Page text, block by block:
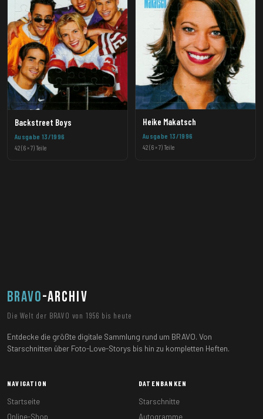
Backstreet Boys
Ausgabe 13/1996
42 (6 × 7) Teile
Heike Makatsch
Ausgabe 13/1996
42 (6 × 7) Teile
BRAVO-ARCHIV
Die Welt der BRAVO von 1956 bis heute
Entdecke die größte digitale Sammlung rund um BRAVO. Von
Starschnitten über Foto-Love-Storys bis hin zu kompletten Heften.
NAVIGATION
Startseite
Online-Shop
DATENBANKEN
Starschnitte
Autogramme